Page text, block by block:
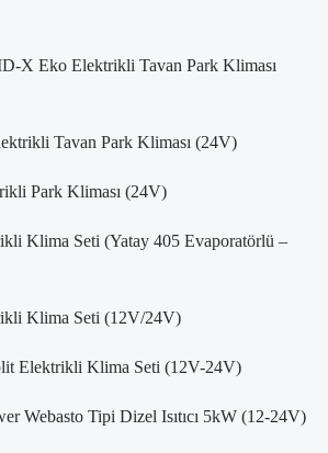
X Eko Elektrikli Tavan Park Kliması
Tavan Park Kliması (24V)
Park Kliması (24V)
Klima Seti (Yatay 405 Evaporatörlü –
Klima Seti (12V/24V)
Elektrikli Klima Seti (12V-24V)
Webasto Tipi Dizel Isıtıcı 5kW (12-24V)